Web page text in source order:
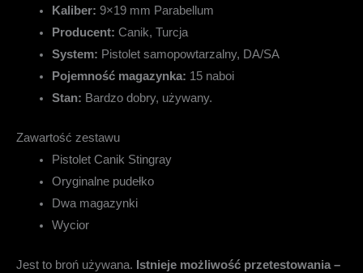
Kaliber: 9×19 mm Parabellum
Producent: Canik, Turcja
System: Pistolet samopowtarzalny, DA/SA
Pojemność magazynka: 15 naboi
Stan: Bardzo dobry, używany.
Zawartość zestawu
Pistolet Canik Stingray
Oryginalne pudełko
Dwa magazynki
Wycior
Jest to broń używana. Istnieje możliwość przetestowania –